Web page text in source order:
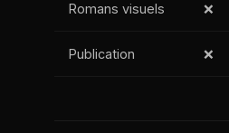
Romans visuels ❌
Publication ❌